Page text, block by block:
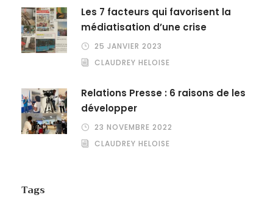
Les 7 facteurs qui favorisent la
médiatisation d’une crise
25 JANVIER 2023
CLAUDREY HELOISE
Relations Presse : 6 raisons de les
développer
23 NOVEMBRE 2022
CLAUDREY HELOISE
Tags